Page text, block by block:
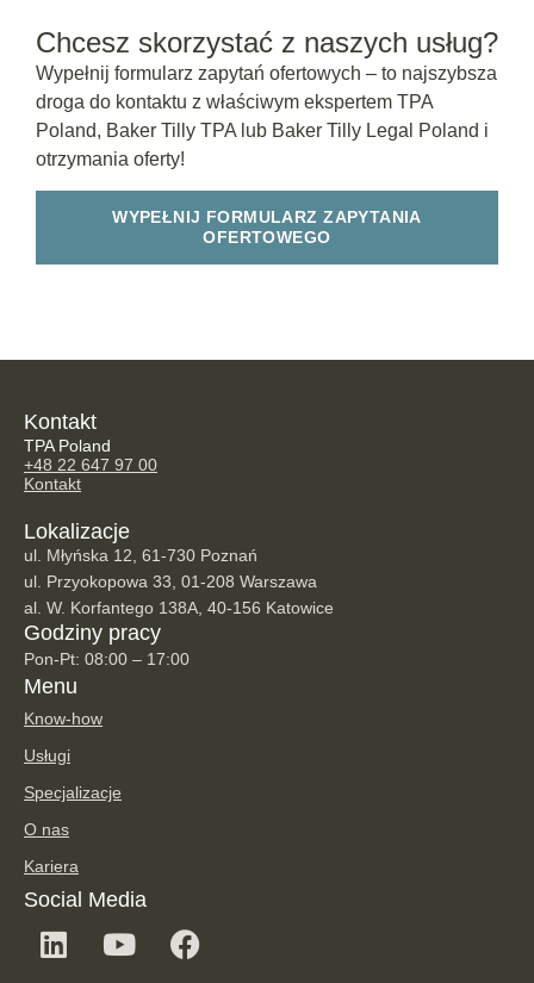
Chcesz skorzystać z naszych usług?
Wypełnij formularz zapytań ofertowych – to najszybsza
droga do kontaktu z właściwym ekspertem TPA
Poland, Baker Tilly TPA lub Baker Tilly Legal Poland i
otrzymania oferty!
WYPEŁNIJ FORMULARZ ZAPYTANIA
OFERTOWEGO
Kontakt
TPA Poland
+48 22 647 97 00
Kontakt
Lokalizacje
ul. Młyńska 12, 61-730 Poznań
ul. Przyokopowa 33, 01-208 Warszawa
al. W. Korfantego 138A, 40-156 Katowice
Godziny pracy
Pon-Pt: 08:00 – 17:00
Menu
Know-how
Usługi
Specjalizacje
O nas
Kariera
Social Media